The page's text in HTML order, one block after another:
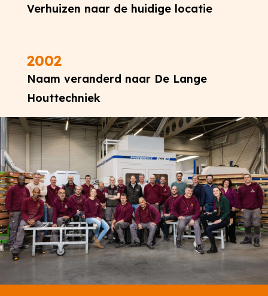
Verhuizen naar de huidige locatie
2002
Naam veranderd naar De Lange
Houttechniek